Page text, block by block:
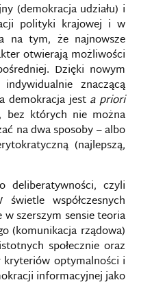
(demokracja udziału) i
polityki krajowej i w
na tym, że najnowsze
otwierają możliwości
Dzięki nowym
znaczącą
demokracja jest a priori
bez których nie można
na dwa sposoby – albo
(najlepszą,
deliberatywności, czyli
współczesnych
szerszym sensie teoria
(komunikacja rządowa)
społecznie oraz
optymalności i
informacyjnej jako